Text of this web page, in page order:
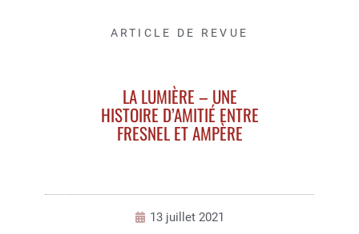
ARTICLE DE REVUE
LA LUMIÈRE – UNE
HISTOIRE D’AMITIÉ ENTRE
FRESNEL ET AMPÈRE
13 juillet 2021